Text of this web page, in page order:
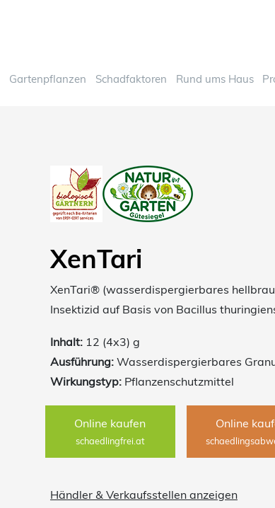
Gartenpflanzen Schadfaktoren Rund ums Haus
XenTari
XenTari® (wasserdispergierbares
Insektizid auf Basis von Bacillus
Zierpflanzenbau. Seit Jahren bewährt im
Buchsbaumzünsler.
Inhalt:12 (4x3) g
Ausführung:Wasserdispergierbares
Wirkungstyp:Pflanzenschutzmittel
Online kaufen
schaedlingfrei.at
Online
Händler & Verkaufsstellen anzeigen